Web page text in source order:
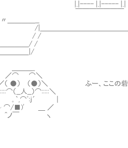
|.|----- |.|
￣￣￣￣
＿__
＿＿＿＿＿＿＿＿＿＿
/
＿/ /
＿|/
_
＼
ふー、ここの砦での生活
）⌒:::::＼
ﾟ:j´ |
＿ ／
ヽ